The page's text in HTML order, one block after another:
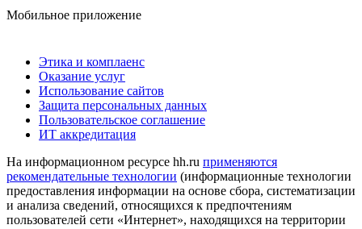
Мобильное приложение
Этика и комплаенс
Оказание услуг
Использование сайтов
Защита персональных данных
Пользовательское соглашение
ИТ аккредитация
На информационном ресурсе hh.ru применяются
рекомендательные технологии (информационные технологии
предоставления информации на основе сбора, систематизации
и анализа сведений, относящихся к предпочтениям
пользователей сети «Интернет», находящихся на территории